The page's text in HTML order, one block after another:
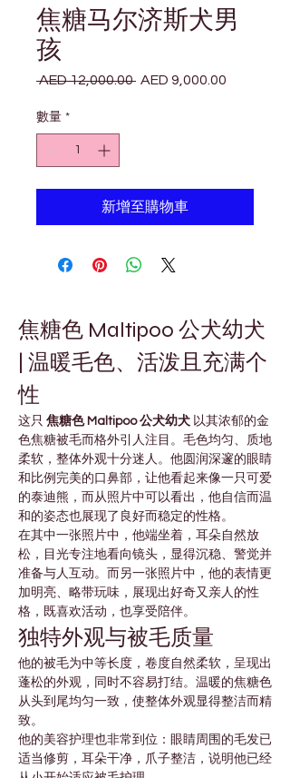
焦糖马尔济斯犬男
孩
AED 12,000.00 一AED 9,000.00
數量 *
新增至購物車
焦糖色 Maltipoo 公犬幼犬
| 温暖毛色、活泼且充满个
性
这只 焦糖色 Maltipoo 公犬幼犬 以其浓郁的金
色焦糖被毛而格外引人注目。毛色均匀、质地
柔软，整体外观十分迷人。他圆润深邃的眼睛
和比例完美的口鼻部，让他看起来像一只可爱
的泰迪熊，而从照片中可以看出，他自信而温
和的姿态也展现了良好而稳定的性格。
在其中一张照片中，他端坐着，耳朵自然放
松，目光专注地看向镜头，显得沉稳、警觉并
准备与人互动。而另一张照片中，他的表情更
加明亮、略带玩味，展现出好奇又亲人的性
格，既喜欢活动，也享受陪伴。
独特外观与被毛质量
他的被毛为中等长度，卷度自然柔软，呈现出
蓬松的外观，同时不容易打结。温暖的焦糖色
从头到尾均匀一致，使整体外观显得整洁而精
致。
他的美容护理也非常到位：眼睛周围的毛发已
适当修剪，耳朵干净，爪子整洁，说明他已经